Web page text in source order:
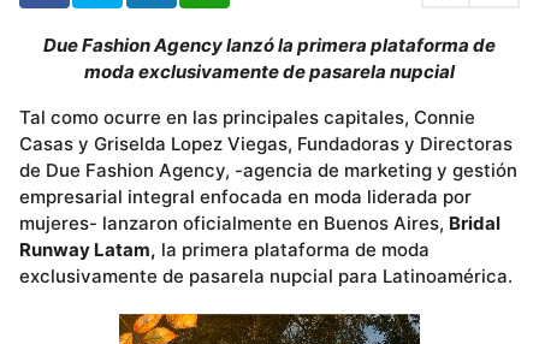
Due Fashion Agency lanzó la primera plataforma de
moda exclusivamente de pasarela nupcial
Tal como ocurre en las principales capitales, Connie
Casas y Griselda Lopez Viegas, Fundadoras y Directoras
de Due Fashion Agency, -agencia de marketing y gestión
empresarial integral enfocada en moda liderada por
mujeres- lanzaron oficialmente en Buenos Aires, Bridal
Runway Latam, la primera plataforma de moda
exclusivamente de pasarela nupcial para Latinoamérica.